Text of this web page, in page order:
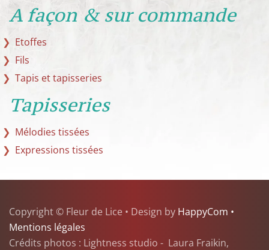
A façon & sur commande
Etoffes
Fils
Tapis et tapisseries
Tapisseries
Mélodies tissées
Expressions tissées
Copyright © Fleur de Lice • Design by HappyCom •
Mentions légales
Crédits photos : Lightness studio - Laura Fraikin,